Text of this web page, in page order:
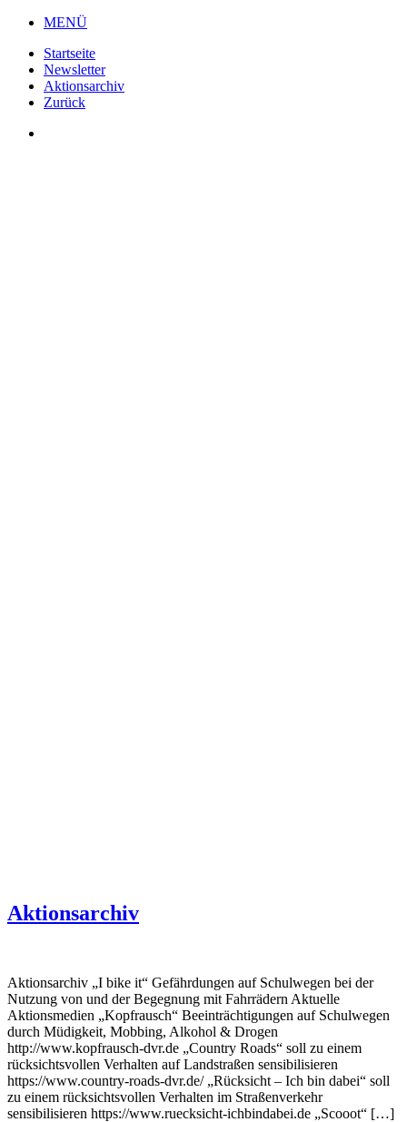
Zum
wechseln
MENÜ
Startseite
Newsletter
Aktionsarchiv
Zurück
Aktionsarchiv
Aktionsarchiv „I bike it“ Gefährdungen auf Schulwegen bei der
Nutzung von und der Begegnung mit Fahrrädern Aktuelle
Aktionsmedien „Kopfrausch“ Beeinträchtigungen auf Schulwegen
durch Müdigkeit, Mobbing, Alkohol & Drogen
http://www.kopfrausch-dvr.de „Country Roads“ soll zu einem
rücksichtsvollen Verhalten auf Landstraßen sensibilisieren
https://www.country-roads-dvr.de/ „Rücksicht – Ich bin dabei“ soll
zu einem rücksichtsvollen Verhalten im Straßenverkehr
sensibilisieren https://www.ruecksicht-ichbindabei.de „Scooot“ […]